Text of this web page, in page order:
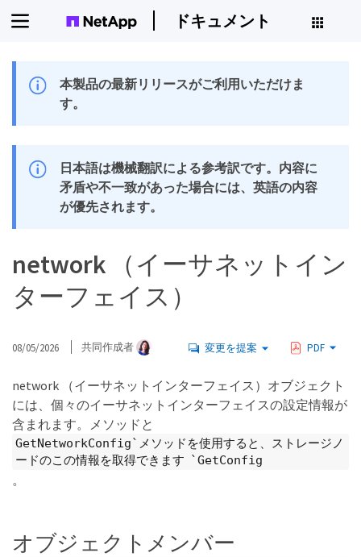
ドキュメント
本製品の最新リリースがご利用いただけま
す。
日本語は機械翻訳による参考訳です。内容に
矛盾や不一致があった場合には、英語の内容
が優先されます。
network （イーサネットイン
ターフェイス）
08/05/2026 共同作成者 変更を提案 PDF
network （イーサネットインターフェイス）オブジェクト
には、個々のイーサネットインターフェイスの設定情報が
含まれます。メソッドと
GetNetworkConfig`メソッドを使用すると、ストレージノ
ードのこの情報を取得できます `GetConfig
。
オブジェクトメンバー